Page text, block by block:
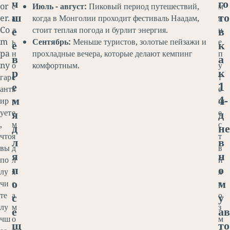
or
er.
Co
m
pa
ny
гар
ант
ир
ует
,
что
вы
по
лу
чи
те
лу
чш
ч
ш
е
е
в
р
е
м
я
д
л
я
п
о
с
е
щ
е
а
л
ь
н
о
е
в
р
е
м
я
д
л
я
с
а
м
о
Июль - август: Пиковый период путешествий,
когда в Монголии проходит фестиваль Наадам,
стоит теплая погода и бурлит энергия.
Сентябрь: Меньше туристов, золотые пейзажи и
прохладные вечера, которые делают кемпинг
комфортным.
м
н
и
е
п
у
т
е
ш
е
с
т
в
и
я
в
о
з
м
го
то
в
к
а
к
1
4-
д
не
в
н
о
м
у
ав
то